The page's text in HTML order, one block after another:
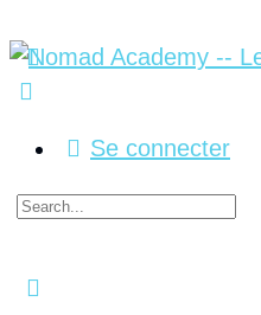
Se connecter